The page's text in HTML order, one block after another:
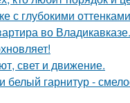
с глубокими
во Владикавказе.
свет и движение.
гарнитур -